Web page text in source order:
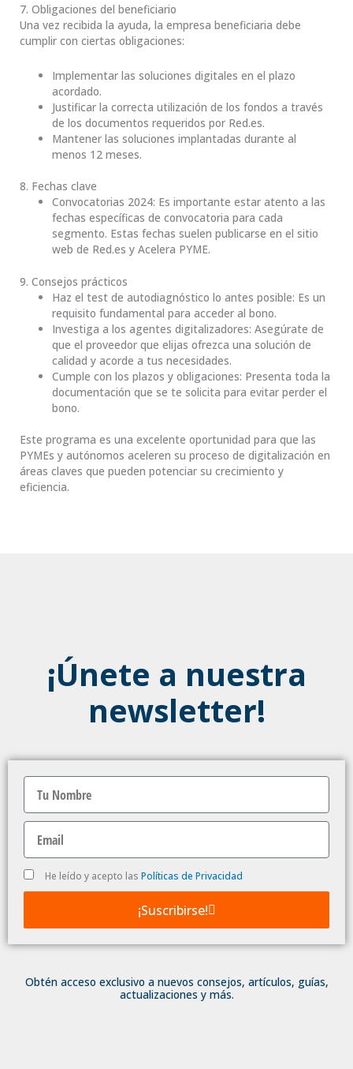
7. Obligaciones del beneficiario
Una vez recibida la ayuda, la empresa beneficiaria debe
cumplir con ciertas obligaciones:
Implementar las soluciones digitales en el plazo
acordado.
Justificar la correcta utilización de los fondos a través
de los documentos requeridos por Red.es.
Mantener las soluciones implantadas durante al
menos 12 meses.
8. Fechas clave
Convocatorias 2024: Es importante estar atento a las
fechas específicas de convocatoria para cada
segmento. Estas fechas suelen publicarse en el sitio
web de Red.es y Acelera PYME.
9. Consejos prácticos
Haz el test de autodiagnóstico lo antes posible: Es un
requisito fundamental para acceder al bono.
Investiga a los agentes digitalizadores: Asegúrate de
que el proveedor que elijas ofrezca una solución de
calidad y acorde a tus necesidades.
Cumple con los plazos y obligaciones: Presenta toda la
documentación que se te solicita para evitar perder el
bono.
Este programa es una excelente oportunidad para que las
PYMEs y autónomos aceleren su proceso de digitalización en
áreas claves que pueden potenciar su crecimiento y
eficiencia.
¡Únete a nuestra
newsletter!
Nombre
Email
Politica
de
He leído y acepto las Políticas de Privacidad
¡Suscribirse!
Obtén acceso exclusivo a nuevos consejos, artículos, guías,
actualizaciones y más.